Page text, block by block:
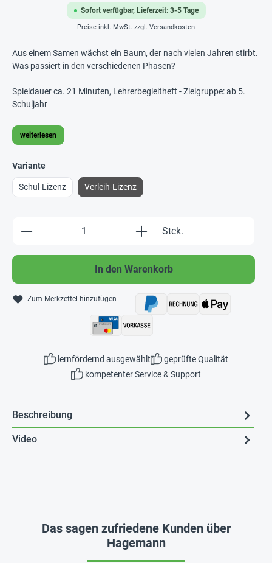
Sofort verfügbar, Lieferzeit: 3-5 Tage
Preise inkl. MwSt. zzgl. Versandkosten
Aus einem Samen wächst ein Baum, der nach vielen Jahren stirbt.
Was passiert in den verschiedenen Phasen?
Spieldauer ca. 21 Minuten, Lehrerbegleitheft - Zielgruppe: ab 5.
Schuljahr
weiterlesen
Variante
Schul-Lizenz Verleih-Lizenz
Produkt Anzahl: Gib den gewünschten
Stck.
In den Warenkorb
Zum Merkzettel hinzufügen
lernfördernd ausgewählt
geprüfte Qualität
kompetenter Service & Support
Beschreibung
Video
Das sagen zufriedene Kunden über
Hagemann